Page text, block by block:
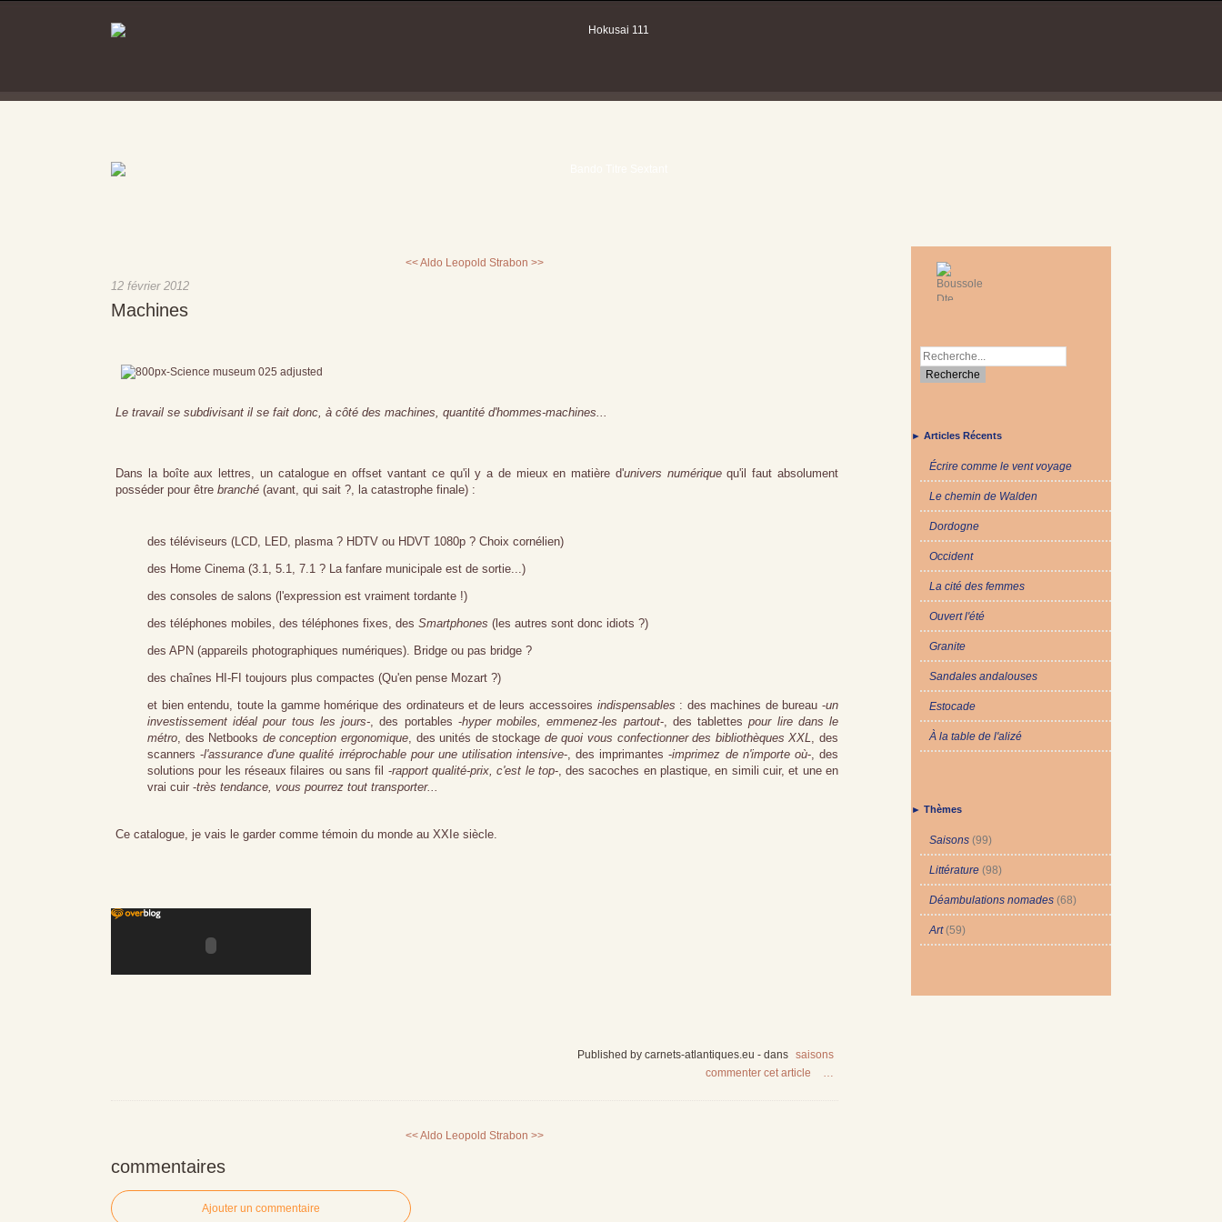
<< Aldo Leopold Strabon >>
12 février 2012
Machines
Le travail se subdivisant il se fait donc, à côté des machines, quantité d'hommes-machines...
Dans la boîte aux lettres, un catalogue en offset vantant ce qu'il y a de mieux en matière d'univers numériquequ'il faut absolument
posséder pour être branché (avant, qui sait ?, la catastrophe finale) :
des téléviseurs (LCD, LED, plasma ? HDTV ou HDVT 1080p ? Choix cornélien)
des Home Cinema (3.1, 5.1, 7.1 ? La fanfare municipale est de sortie...)
des consoles de salons (l'expression est vraiment tordante !)
des téléphones mobiles, des téléphones fixes, des Smartphones (les autres sont donc idiots ?)
des APN (appareils photographiques numériques). Bridge ou pas bridge ?
des chaînes HI-FI toujours plus compactes (Qu'en pense Mozart ?)
et bien entendu, toute la gamme homérique des ordinateurs et de leurs accessoires indispensables : des machines de bureau -un
investissement idéal pour tous les jours-, des portables -hyper mobiles, emmenez-les partout-, des tablettespour lire dans le
métro, des Netbooks de conception ergonomique, des unités de stockage de quoi vous confectionner des bibliothèques XXL, des
scanners -l'assurance d'une qualité irréprochable pour une utilisation intensive-, des imprimantes -imprimez de n'importe où-, des
solutions pour les réseaux filaires ou sans fil -rapport qualité-prix, c'est le top-, des sacoches en plastique, en simili cuir, et une en
vrai cuir -très tendance, vous pourrez tout transporter...
Ce catalogue, je vais le garder comme témoin du monde au XXIe siècle.
Published by carnets-atlantiques.eu - dans saisons
commenter cet article
…
<< Aldo Leopold Strabon >>
commentaires
Ajouter un commentaire
► Articles Récents
Écrire comme le vent voyage
Le chemin de Walden
Dordogne
Occident
La cité des femmes
Ouvert l'été
Granite
Sandales andalouses
Estocade
À la table de l'alizé
► Thèmes
Saisons (99)
Littérature (98)
Déambulations nomades (68)
Art(59)